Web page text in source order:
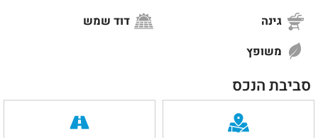
גינה
דוד שמש
משופץ
סביבת הנכס